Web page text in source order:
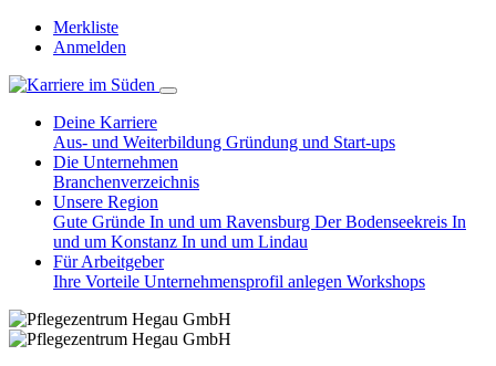
Merkliste
Anmelden
Deine Karriere
Aus- und Weiterbildung Gründung und Start-ups
Die Unternehmen
Branchenverzeichnis
Unsere Region
Gute Gründe In und um Ravensburg Der Bodenseekreis In
und um Konstanz In und um Lindau
Für Arbeitgeber
Ihre Vorteile Unternehmensprofil anlegen Workshops